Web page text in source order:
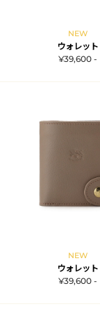
NEW
ウォレット
¥39,600 -
NEW
ウォレット
¥39,600 -